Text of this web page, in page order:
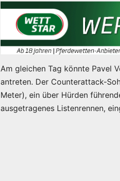
Am gleichen Tag könnte Pavel
antreten. Der Counterattack-
Meter), ein über Hürden
ausgetragenes Listenrennen,